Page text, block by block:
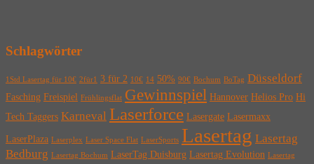
Schlagwörter
1Std Lasertag für 10€ 2für1 3 für 2 10€ 14 50% 90€ Bochum BoTag Düsseldorf
Fasching Freispiel Frühlingsflat Gewinnspiel Hannover Helios Pro Hi
Tech Taggers Karneval Laserforce Lasergate Lasermaxx
LaserPlaza Laserplex Laser Space Flat LaserSports Lasertag Lasertag
Bedburg Lasertag Bochum LaserTag Duisburg Lasertag Evolution Lasertag